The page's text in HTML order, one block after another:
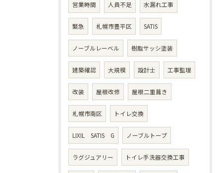
営業時間 人員不足 水漏れ工事
緊急 札幌市豊平区 SATIS
ノーブルレーベル 樹脂サッシ塗装
建築確認 大規模 設計士 工事監理
改装 屋根改修 屋根二重葺き
札幌市南区 トイレ交換
LIXIL SATIS G ノーブルトープ
ラグジュアリー トイレ手洗器交換工事